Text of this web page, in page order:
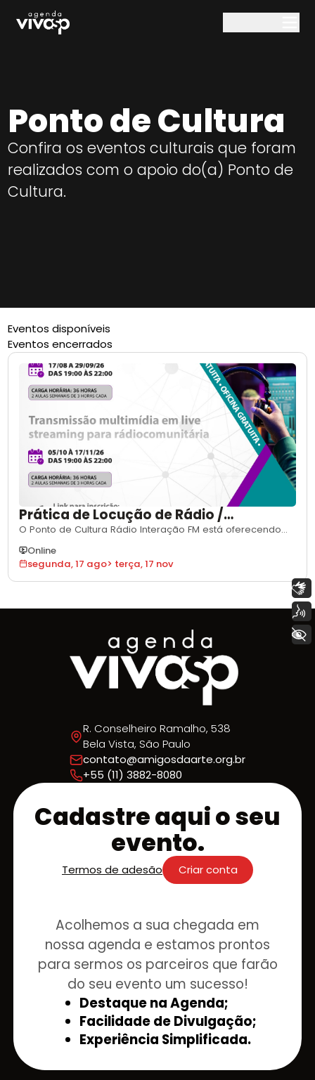
Ponto de Cultura
Confira os eventos culturais que foram
realizados com o apoio do(a) Ponto de
Cultura.
Eventos disponíveis
Eventos encerrados
Prática de Locução de Rádio /
Transmissão multimídia em live
streaming para rádio comunitária
O Ponto de Cultura Rádio Interação FM está oferecendo
para RádioPeríodo: 17/08 a 29/09/26Horário: Das 19:00 às
22:00Carga Horária: 36 horas (2 aulas semanais de 3
horas cada)2. Transmissão multimídia em live streaming
Online
segunda, 17 ago> terça, 17 nov
R. Conselheiro Ramalho, 538
Bela Vista, São Paulo
contato@amigosdaarte.org.br
+55 (11) 3882-8080
Cadastre aqui o seu
evento.
Termos de adesão Criar conta
Acolhemos a sua chegada em
nossa agenda e estamos prontos
para sermos os parceiros que farão
do seu evento um sucesso!
Destaque na Agenda;
Facilidade de Divulgação;
Experiência Simplificada.
Voz
+ Acessibilidade